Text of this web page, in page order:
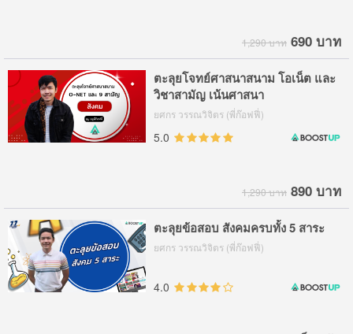
1,290 บาท 690 บาท
ตะลุยโจทย์ศาสนาสนาม โอเน็ต และ
วิชาสามัญ เน้นศาสนา
ยศกร วรรณวิจิตร (พี่ก๊อฟฟี่)
5.0
1,290 บาท 890 บาท
ตะลุยข้อสอบ สังคมครบทั้ง 5 สาระ
ยศกร วรรณวิจิตร (พี่ก๊อฟฟี่)
4.0